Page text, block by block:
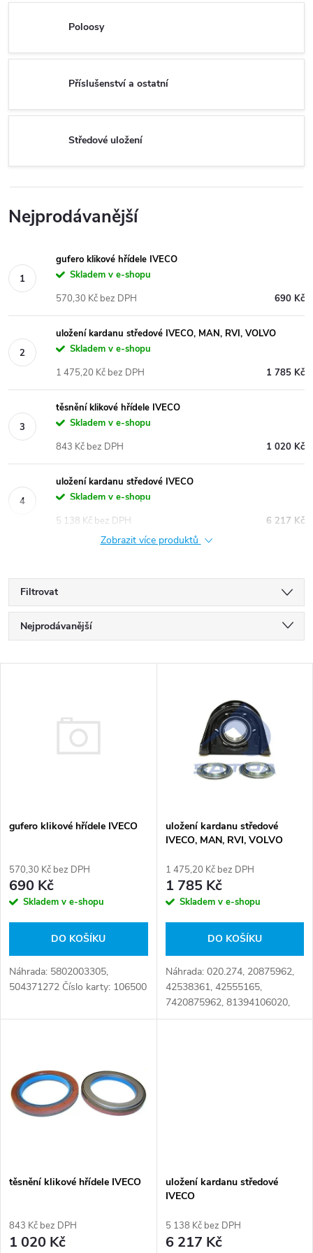
Poloosy
Příslušenství a ostatní
Středové uložení
Nejprodávanější
gufero klikové hřídele IVECO
Skladem v e-shopu
690 Kč
570,30 Kč bez DPH
uložení kardanu středové IVECO, MAN, RVI, VOLVO
Skladem v e-shopu
1 785 Kč
1 475,20 Kč bez DPH
těsnění klikové hřídele IVECO
Skladem v e-shopu
1 020 Kč
843 Kč bez DPH
uložení kardanu středové IVECO
Skladem v e-shopu
6 217 Kč
5 138 Kč bez DPH
Zobrazit více produktů
Filtrovat
Ř
a
p
r
o
u
k
ů
Nejprodávanější
s
r
o
d
u
k
ů
gufero klikové hřídele IVECO
570,30 Kč bez DPH
690 Kč
Skladem v e-shopu
DO KOŠÍKU
Náhrada: 5802003305,
504371272 Číslo karty: 106500
uložení kardanu středové
IVECO, MAN, RVI, VOLVO
1 475,20 Kč bez DPH
1 785 Kč
Skladem v e-shopu
DO KOŠÍKU
Náhrada: 020.274, 20875962,
42538361, 42555165,
7420875962, 81394106020,
81394106032 Číslo karty:
těsnění klikové hřídele IVECO
843 Kč bez DPH
1 020 Kč
uložení kardanu středové
IVECO
5 138 Kč bez DPH
6 217 Kč